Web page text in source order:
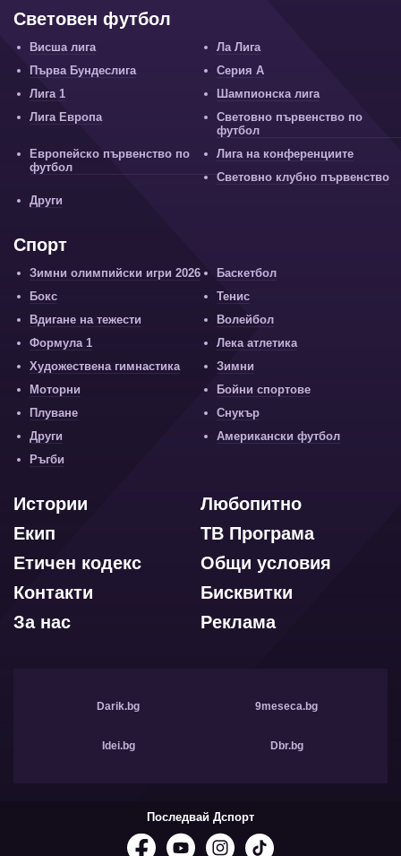
Световен футбол
Висша лига
Ла Лига
Първа Бундеслига
Серия А
Лига 1
Шампионска лига
Лига Европа
Световно първенство по
футбол
Европейско първенство по
футбол
Лига на конференциите
Световно клубно първенство
Други
Спорт
Зимни олимпийски игри 2026
Баскетбол
Бокс
Тенис
Вдигане на тежести
Волейбол
Формула 1
Лека атлетика
Художествена гимнастика
Зимни
Моторни
Бойни спортове
Плуване
Снукър
Други
Американски футбол
Ръгби
Любопитно
Истории
ТВ Програма
Екип
Общи условия
Етичен кодекс
Бисквитки
Контакти
Реклама
За нас
Darik.bg 9meseca.bg
Idei.bg Dbr.bg
Последвай Дспорт